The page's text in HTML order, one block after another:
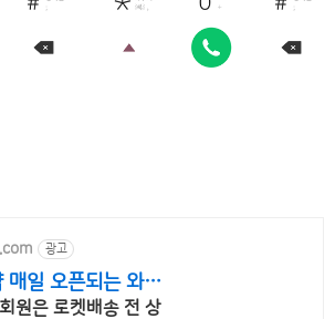
광고
매일 오픈되는 와우
원은 로켓배송 전 상